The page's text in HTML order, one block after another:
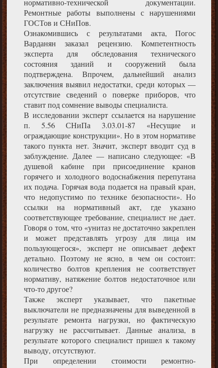
нормативно-технической документации.
Ремонтные работы выполнены с нарушениями
ГОСТов и СНиПов.
Ознакомившись с результатами акта, Погос
Варданян заказал рецензию. Компетентность
эксперта для обследования технического
состояния зданий и сооружений была
подтверждена. Впрочем, дальнейший анализ
заключения выявил недостатки, среди которых —
отсутствие сведений о поверке приборов, что
ставит под сомнение выводы специалиста.
В исследовании эксперт ссылается на нарушение
п. 5.56 СНиПа 3.03.01-87 «Несущие и
ограждающие конструкции». Но в этом нормативе
такого пункта нет. Значит, эксперт вводит суд в
заблуждение. Далее — написано следующее: «В
душевой кабине при присоединение кранов
горячего и холодного водоснабжения перепутана
их подача. Горячая вода подается на правый кран,
что недопустимо по технике безопасности». Но
ссылки на нормативный акт, где указано
соответствующее требование, специалист не дает.
Говоря о том, что «унитаз не достаточно закреплен
и может представлять угрозу для лица им
пользующегося», эксперт не описывает дефект
детально. Поэтому не ясно, в чем он состоит:
количество болтов крепления не соответствует
нормативу, натяжение болтов недостаточное или
что-то другое?
Также эксперт указывает, что пакетные
выключатели не предназначены для выведенной в
результате ремонта нагрузки, но фактическую
нагрузку не рассчитывает. Данные анализа, в
результате которого специалист пришел к такому
выводу, отсутствуют.
При определении стоимости ремонтно-